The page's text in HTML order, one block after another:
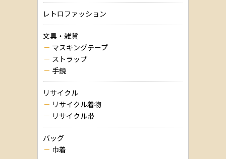
レトロファッション
文具・雑貨
マスキングテープ
ストラップ
手鏡
リサイクル
リサイクル着物
リサイクル帯
バッグ
巾着